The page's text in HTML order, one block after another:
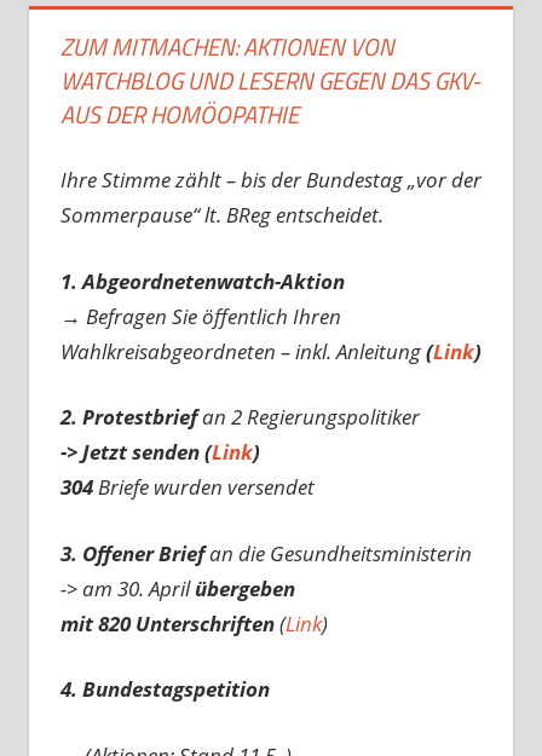
ZUM MITMACHEN: AKTIONEN VON
WATCHBLOG UND LESERN GEGEN DAS GKV-
AUS DER HOMÖOPATHIE
Ihre Stimme zählt – bis der Bundestag „vor der
Sommerpause“ lt. BReg entscheidet.
1. Abgeordnetenwatch-Aktion
→ Befragen Sie öffentlich Ihren
Wahlkreisabgeordneten – inkl. Anleitung(Link)
2. Protestbriefan 2 Regierungspolitiker
-> Jetzt senden (Link)
304Briefe wurden versendet
3. Offener Briefan die Gesundheitsministerin
-> am 30. Aprilübergeben
mit 820 Unterschriften(Link)
4. Bundestagspetition